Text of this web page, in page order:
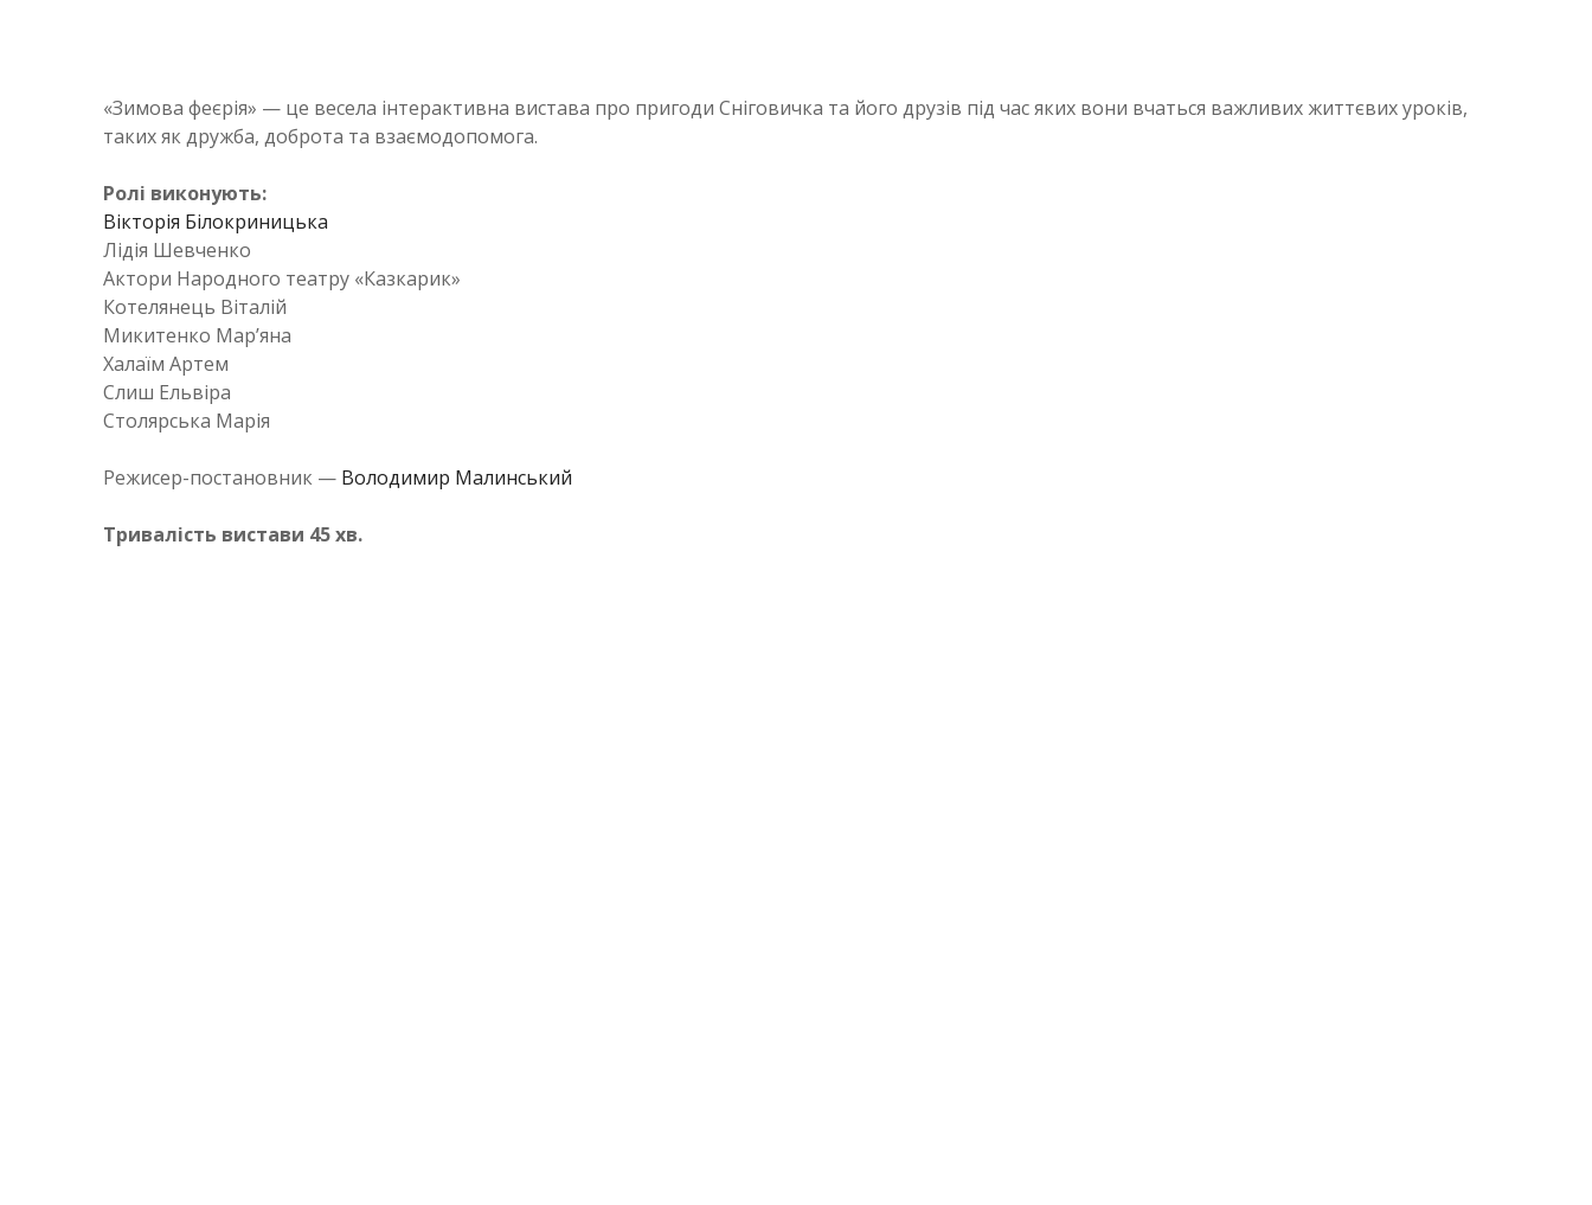
«Зимова феєрія» — це весела інтерактивна вистава про пригоди Сніговичка та його друзів під час яких вони вчаться важливих життєвих уроків,
таких як дружба, доброта та взаємодопомога.
Ролі виконують:
Вікторія Білокриницька
Лідія Шевченко
Актори Народного театру «Казкарик»
Котелянець Віталій
Микитенко Мар’яна
Халаїм Артем
Слиш Ельвіра
Столярська Марія
Режисер-постановник — Володимир Малинський
Тривалість вистави 45 хв.